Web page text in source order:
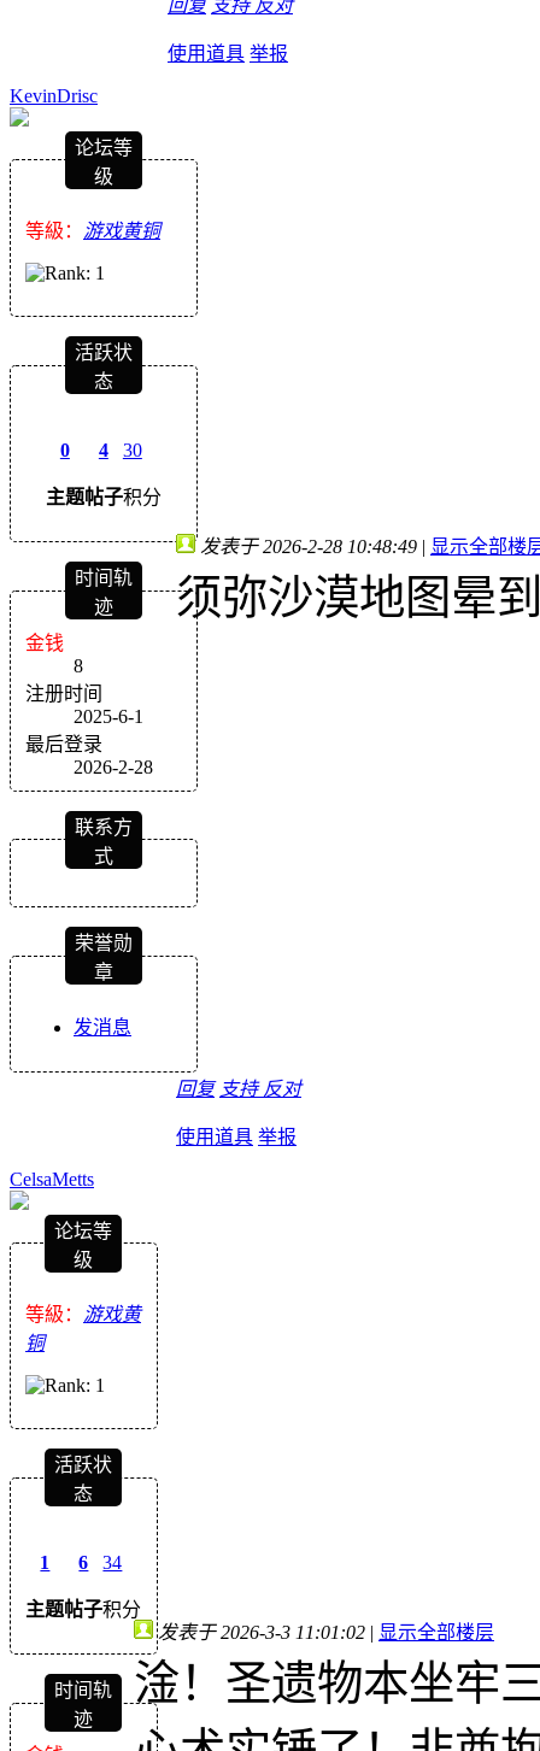
回复 支持 反对
使用道具 举报
KevinDrisc
论坛等
级
等級： 游戏黄铜
活跃状
态
0
主题
4
帖子
30
积分
时间轨
迹
金钱
8
注册时间
2025-6-1
最后登录
2026-2-28
联系方
式
荣誉勋
章
发消息
发表于 2026-2-28 10:48:49 | 显示全部楼
须弥沙漠地图晕
回复 支持 反对
使用道具 举报
CelsaMetts
论坛等
级
等級： 游戏黄
铜
活跃状
态
1
主题
6
帖子
34
积分
时间轨
迹
发表于 2026-3-3 11:01:02 | 显示全部楼层
淦！圣遗物本坐牢